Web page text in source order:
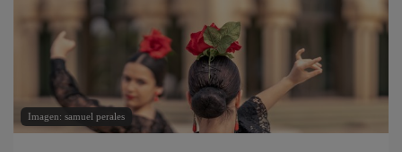
Imagen: samuel perales